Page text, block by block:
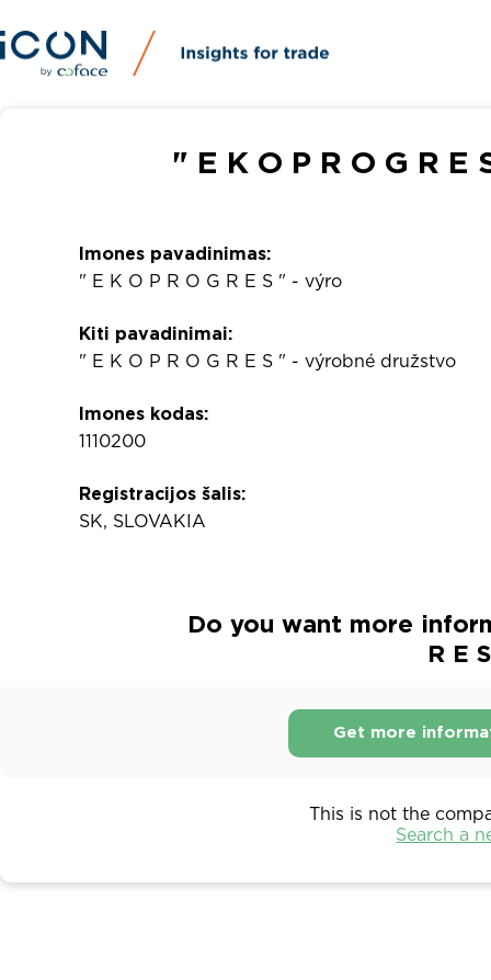
" E K O P R O G R
Imones pavadinimas:
" E K O P R O G R E S " - výro
Kiti pavadinimai:
" E K O P R O G R E S " - výrobné družstvo
Imones kodas:
1110200
Registracijos šalis:
SK, SLOVAKIA
Do you want more
R E
Get more
This is not the
Search a